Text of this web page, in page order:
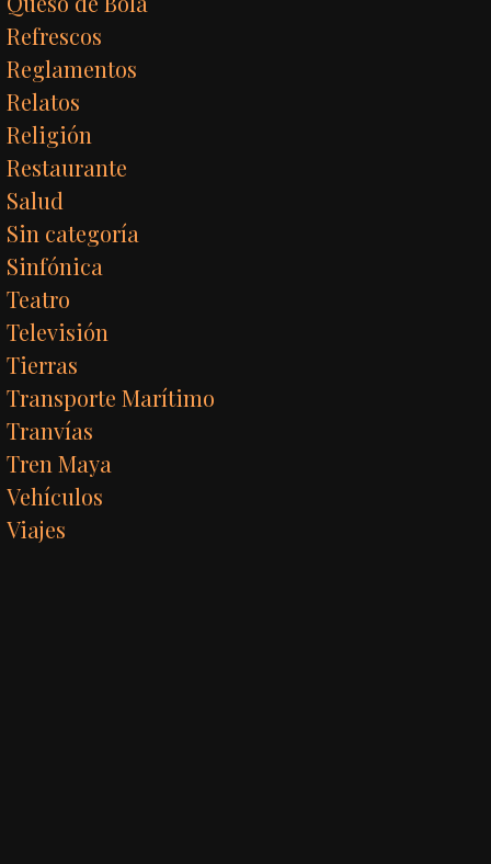
Refrescos
Reglamentos
Relatos
Religión
Restaurante
Salud
Sin categoría
Sinfónica
Teatro
Televisión
Tierras
Transporte Marítimo
Tranvías
Tren Maya
Vehículos
Viajes